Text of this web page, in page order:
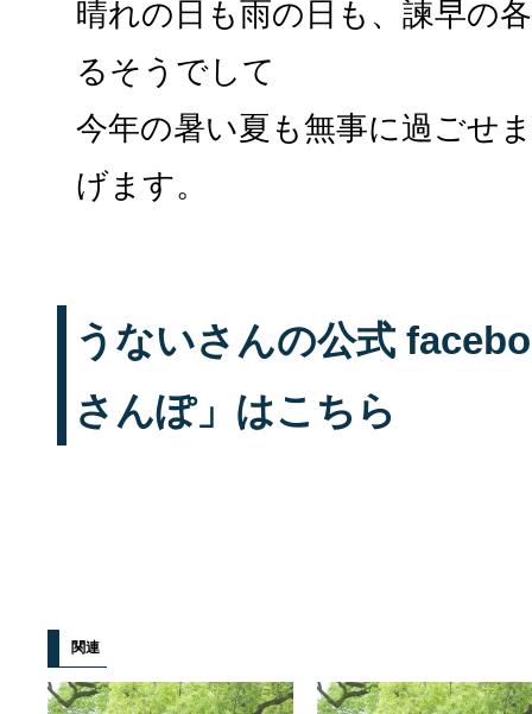
晴れの日も雨の日も、諫早の
るそうでして
今年の暑い夏も無事に過ごせ
げます。
うないさんの公式
さんぽ」はこちら
関連